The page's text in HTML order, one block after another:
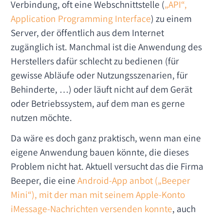
Verbindung, oft eine Webschnittstelle („API“,
Application Programming Interface) zu einem
Server, der öffentlich aus dem Internet
zugänglich ist. Manchmal ist die Anwendung des
Herstellers dafür schlecht zu bedienen (für
gewisse Abläufe oder Nutzungsszenarien, für
Behinderte, …) oder läuft nicht auf dem Gerät
oder Betriebssystem, auf dem man es gerne
nutzen möchte.
Da wäre es doch ganz praktisch, wenn man eine
eigene Anwendung bauen könnte, die dieses
Problem nicht hat. Aktuell versucht das die Firma
Beeper, die eineAndroid-App anbot („Beeper
Mini“), mit der man mit seinem Apple-Konto
iMessage-Nachrichten versenden konnte, auch